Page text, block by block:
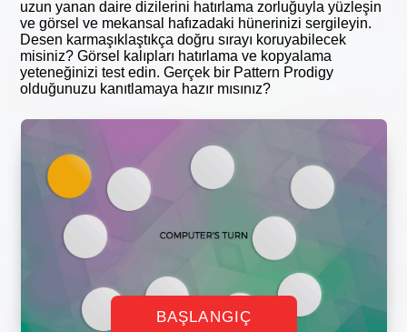
uzun yanan daire dizilerini hatırlama zorluğuyla yüzleşin
ve görsel ve mekansal hafızadaki hünerinizi sergileyin.
Desen karmaşıklaştıkça doğru sırayı koruyabilecek
misiniz? Görsel kalıpları hatırlama ve kopyalama
yeteneğinizi test edin. Gerçek bir Pattern Prodigy
olduğunuzu kanıtlamaya hazır mısınız?
BAŞLANGIÇ